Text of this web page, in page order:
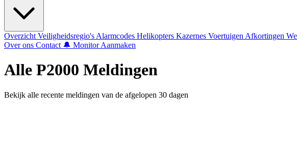
Overzicht Veiligheidsregio's Alarmcodes Helikopters Kazernes Voertuigen Afkortingen
Over ons Contact 🔔 Monitor Aanmaken
Alle P2000 Meldingen
Bekijk alle recente meldingen van de afgelopen 30 dagen